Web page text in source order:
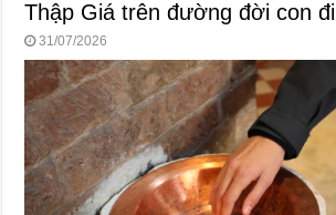
Thập Giá trên đường đời con đi
31/07/2026